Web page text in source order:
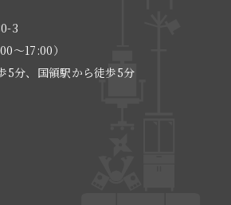
3
〜17:00）
分、国領駅から徒歩5分